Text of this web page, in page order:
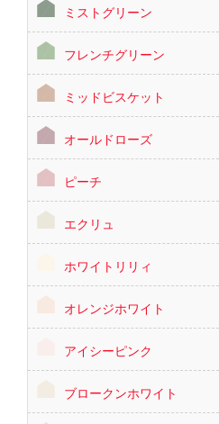
ミストグリーン
フレンチグリーン
ミッドビスケット
オールドローズ
ピーチ
エクリュ
ホワイトリリィ
オレンジホワイト
アイシーピンク
ブロークンホワイト